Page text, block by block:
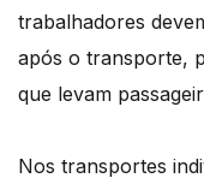
trabalhadores
após o transporte,
que levam
Nos transportes